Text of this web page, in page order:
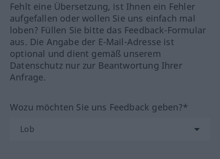
Fehlt eine Übersetzung, ist Ihnen ein Fehler
aufgefallen oder wollen Sie uns einfach mal
loben? Füllen Sie bitte das Feedback-Formular
aus. Die Angabe der E-Mail-Adresse ist
optional und dient gemäß unserem
Datenschutz nur zur Beantwortung Ihrer
Anfrage.
Wozu möchten Sie uns Feedback geben?*